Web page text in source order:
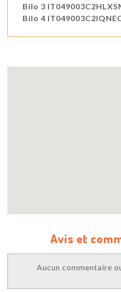
Bilo 3
Bilo 4
Avis et
Aucun commentaire